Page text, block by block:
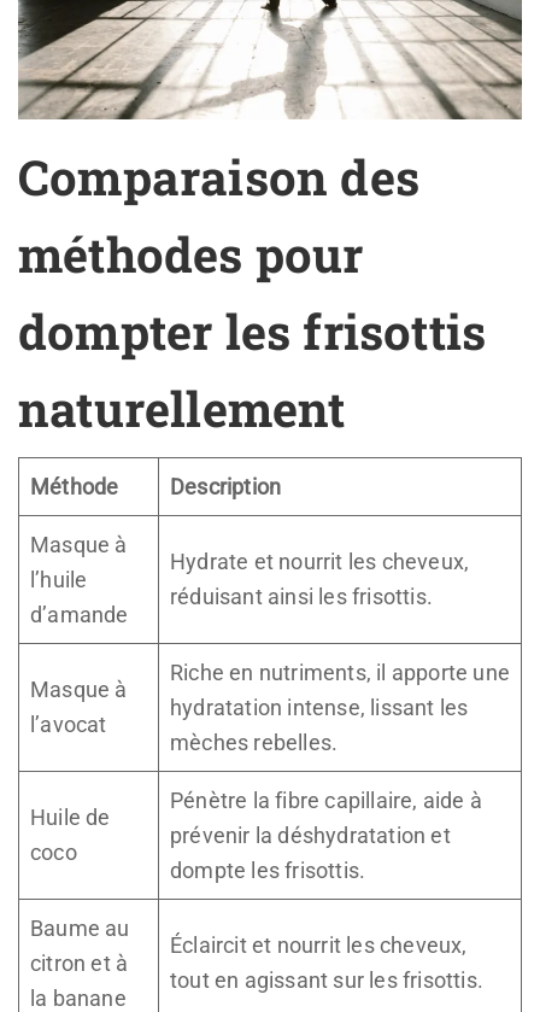
Comparaison des
méthodes pour
dompter les frisottis
naturellement
Méthode Description
Masque à
l’huile
d’amande
Hydrate et nourrit les cheveux,
réduisant ainsi les frisottis.
Masque à
l’avocat
Riche en nutriments, il apporte une
hydratation intense, lissant les
mèches rebelles.
Huile de
coco
Pénètre la fibre capillaire, aide à
prévenir la déshydratation et
dompte les frisottis.
Baume au
citron et à
la banane
Éclaircit et nourrit les cheveux,
tout en agissant sur les frisottis.